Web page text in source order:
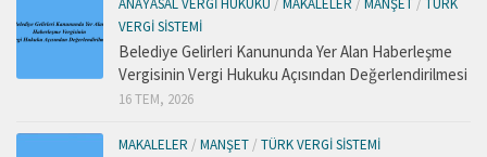
VERGI SISTEMI
Belediye Gelirleri Kanununda Yer Alan Haberleşme
Vergisinin Vergi Hukuku Açısından Değerlendirilmesi
16 TEM, 2026
MAKALELER / MANŞET / TÜRK VERGI SISTEMI